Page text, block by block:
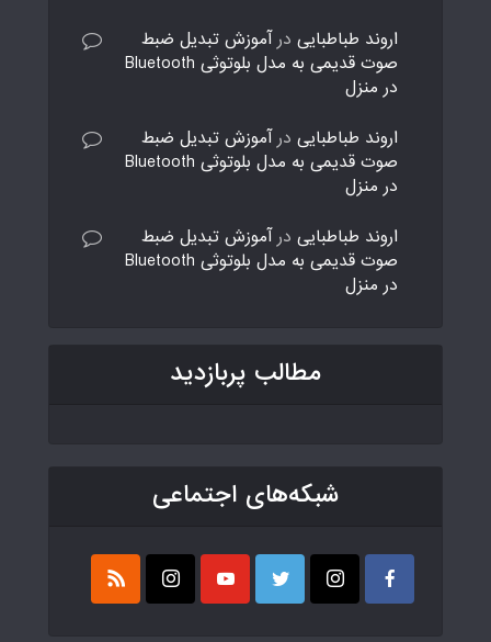
اروند طباطبایی درآموزش تبدیل ضبط
صوت قدیمی به مدل بلوتوثی Bluetooth
در منزل
اروند طباطبایی درآموزش تبدیل ضبط
صوت قدیمی به مدل بلوتوثی Bluetooth
در منزل
اروند طباطبایی درآموزش تبدیل ضبط
صوت قدیمی به مدل بلوتوثی Bluetooth
در منزل
مطالب پربازدید
شبکه‌های اجتماعی